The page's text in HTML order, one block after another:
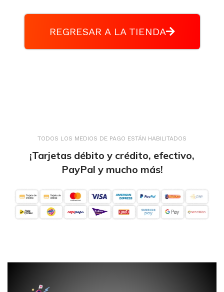
REGRESAR A LA TIENDA
TODOS LOS MEDIOS DE PAGO ESTÁN HABILITADOS
¡Tarjetas débito y crédito, efectivo,
PayPal y mucho más!